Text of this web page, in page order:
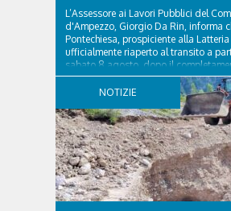
L’Assessore ai Lavori Pubblici del
d'Ampezzo, Giorgio Da Rin, informa
Pontechiesa, prospiciente alla
ufficialmente riaperto al transito a
sabato 8 agosto, dopo il
verifiche e il positivo collaudo...
NOTIZIE